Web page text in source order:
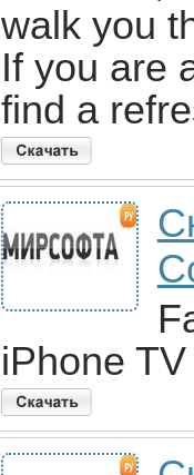
walk you
If you are
find a
iPhone TV